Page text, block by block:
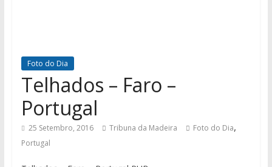
Foto do Dia
Telhados – Faro –
Portugal
25 Setembro, 2016 Tribuna da Madeira Foto do Dia,
Portugal